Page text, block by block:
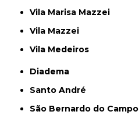
Vila Marisa Mazzei
Vila Mazzei
Vila Medeiros
Diadema
Santo André
São Bernardo do Campo